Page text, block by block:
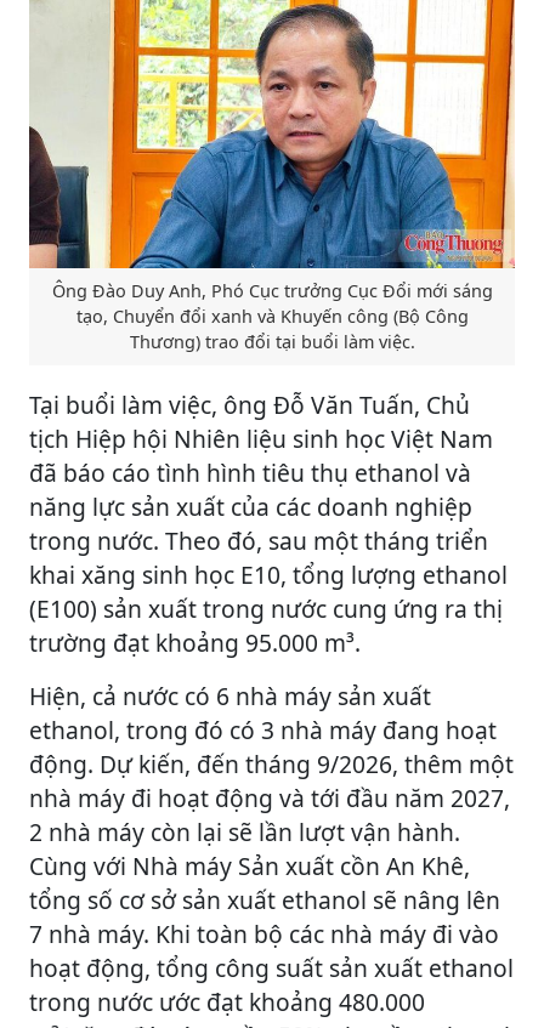
Ông Đào Duy Anh, Phó Cục trưởng Cục Đổi mới sáng
tạo, Chuyển đổi xanh và Khuyến công (Bộ Công
Thương) trao đổi tại buổi làm việc.
Tại buổi làm việc, ông Đỗ Văn Tuấn, Chủ
tịch Hiệp hội Nhiên liệu sinh học Việt Nam
đã báo cáo tình hình tiêu thụ ethanol và
năng lực sản xuất của các doanh nghiệp
trong nước. Theo đó, sau một tháng triển
khai xăng sinh học E10, tổng lượng ethanol
(E100) sản xuất trong nước cung ứng ra thị
trường đạt khoảng 95.000 m³.
Hiện, cả nước có 6 nhà máy sản xuất
ethanol, trong đó có 3 nhà máy đang hoạt
động. Dự kiến, đến tháng 9/2026, thêm một
nhà máy đi hoạt động và tới đầu năm 2027,
2 nhà máy còn lại sẽ lần lượt vận hành.
Cùng với Nhà máy Sản xuất cồn An Khê,
tổng số cơ sở sản xuất ethanol sẽ nâng lên
7 nhà máy. Khi toàn bộ các nhà máy đi vào
hoạt động, tổng công suất sản xuất ethanol
trong nước ước đạt khoảng 480.000